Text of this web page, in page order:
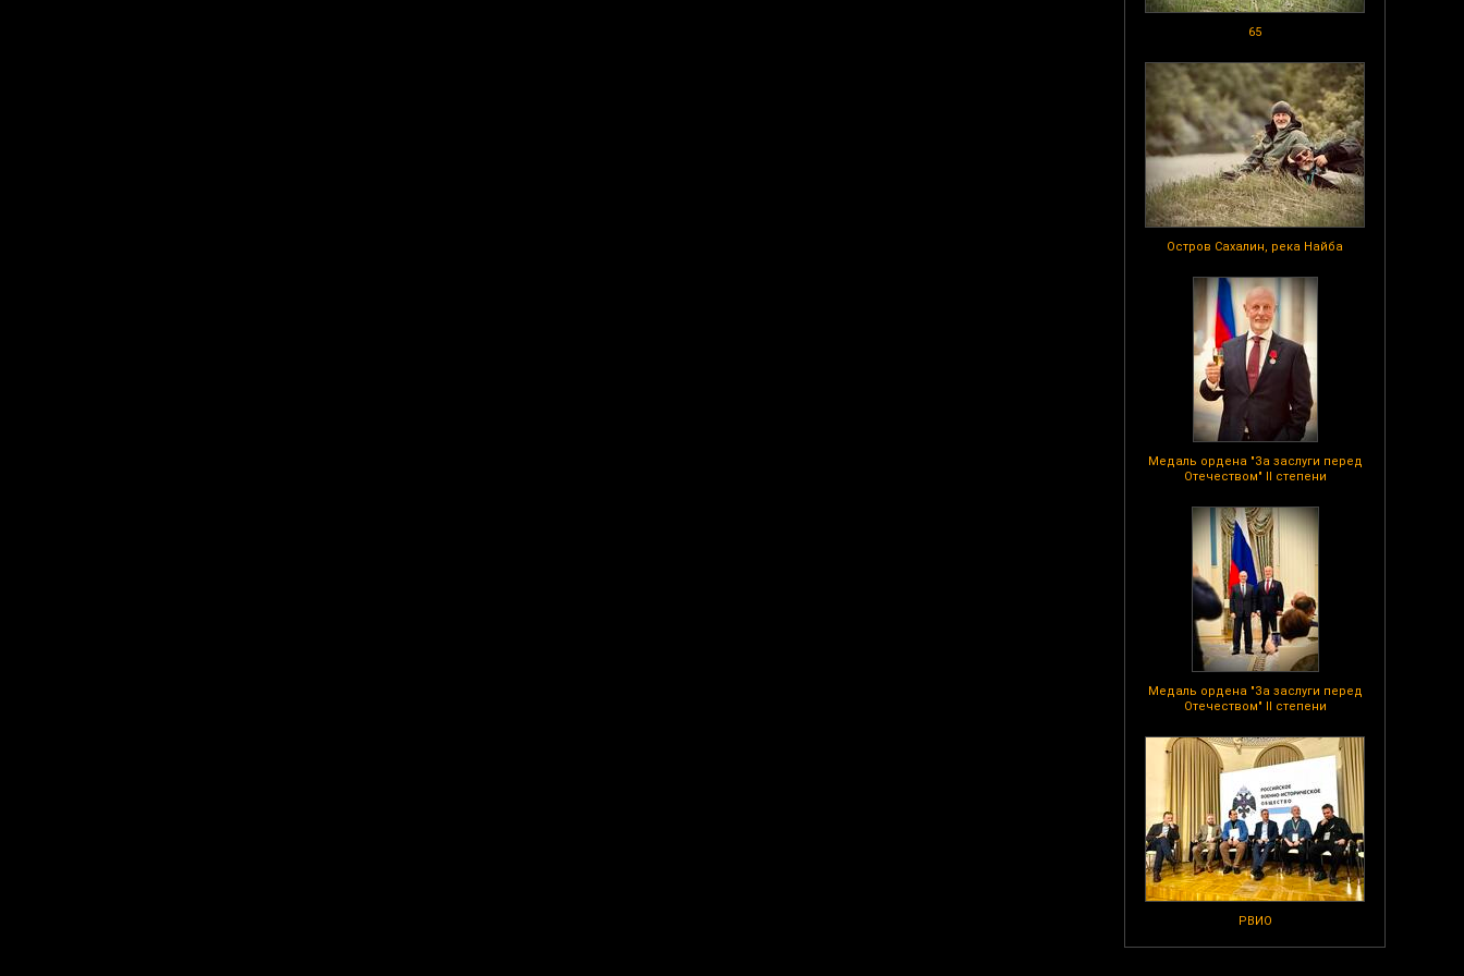
65
Остров Сахалин, река Найба
Медаль ордена "За заслуги перед
Отечеством" II степени
Медаль ордена "За заслуги перед
Отечеством" II степени
РВИО